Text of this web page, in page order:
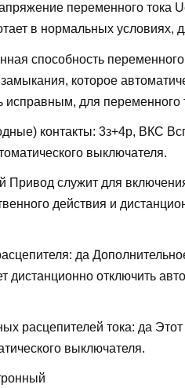
переменного тока
в нормальных условиях,
способность переменного
замыкания, которое
исправным, для переменного
контакты: 3з+4р, ВКС
выключателя.
Привод служит для
действия и
да
дистанционно отключить
расцепителей тока: да
выключателя.